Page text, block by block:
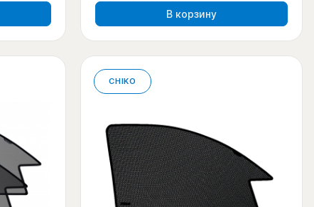
В корзину
CHIKO